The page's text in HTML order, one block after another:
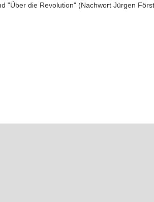
"Über die Revolution" (Nachwort Jürgen